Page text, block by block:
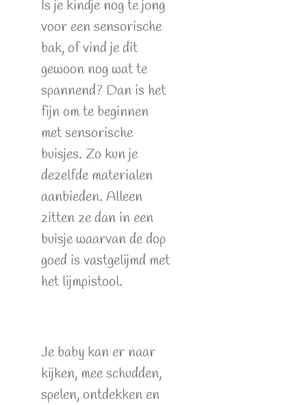
Is je kindje nog te jong
voor een sensorische
bak, of vind je dit
gewoon nog wat te
spannend? Dan is het
fijn om te beginnen
met sensorische
buisjes. Zo kun je
dezelfde materialen
aanbieden. Alleen
zitten ze dan in een
buisje waarvan de dop
goed is vastgelijmd met
het lijmpistool.
Je baby kan er naar
kijken, mee schudden,
spelen, ontdekken en